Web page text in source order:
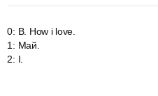
0: B. How i love.
1 : Май.
2: I.